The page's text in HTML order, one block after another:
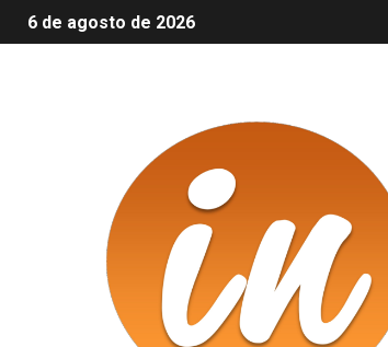
6 de agosto de 2026